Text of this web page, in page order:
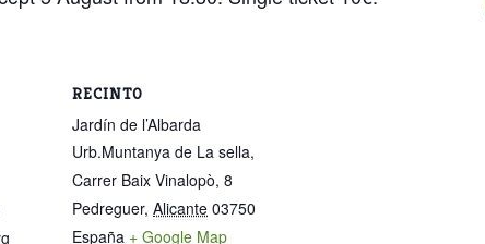
RECINTO
Jardín de l’Albarda
Urb.Muntanya de La sella,
Carrer Baix Vinalopò, 8
Pedreguer, Alicante 03750
España + Google Map